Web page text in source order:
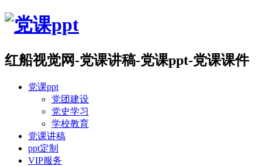
红船视觉网-党课讲稿-党课ppt-党课课件
党课ppt
党团建设
党史学习
学校教育
党课讲稿
ppt定制
VIP服务